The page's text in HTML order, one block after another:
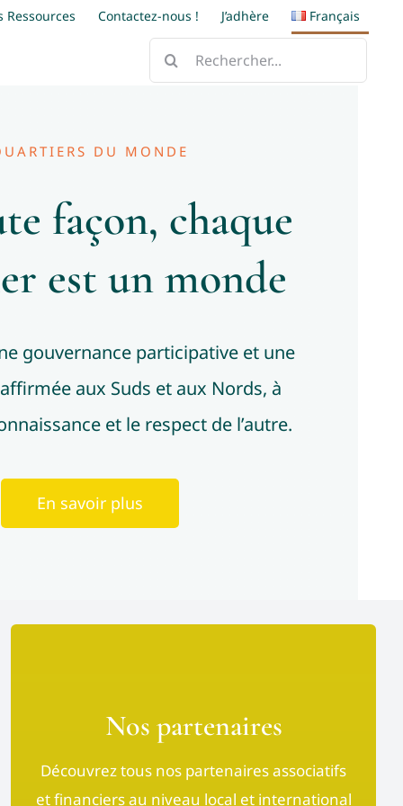
Ressources Contactez-nous ! J’adhère
Français
DU MONDE
façon, chaque
est un monde
gouvernance participative et une
aux Suds et aux Nords, à
et le respect de l’autre.
En savoir plus
Nos partenaires
Découvrez tous nos partenaires associatifs
et financiers au niveau local et international